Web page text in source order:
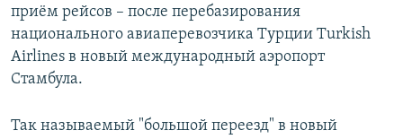
приём рейсов – после перебазирования
национального авиаперевозчика Турции Turkish
Airlines в новый международный аэропорт
Стамбула.
Так называемый "большой переезд" в новый